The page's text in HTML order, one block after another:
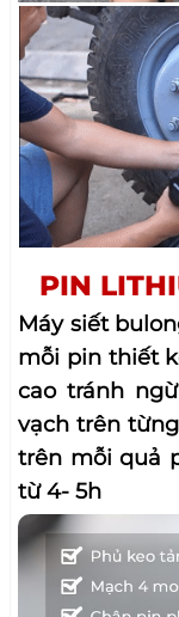
trên mỗi quả
từ 4- 5h